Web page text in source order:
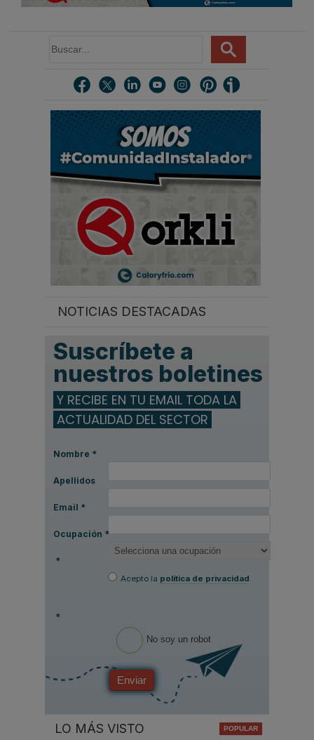
u
r
.
NOTICIAS DESTACADAS
Suscríbete a
nuestros boletines
Y RECIBE EN TU EMAIL TODA LA
ACTUALIDAD DEL SECTOR
Nombre *
Apellidos
Email *
Ocupación *
*
Acepto la política de privacidad
*
No soy un robot
Enviar
LO MÁS VISTO